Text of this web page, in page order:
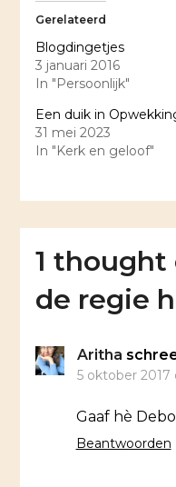
Gerelateerd
Blogdingetjes
3 januari 2016
In "Persoonlijk"
Een duik in
31 mei 2023
In "Kerk en geloof"
1 thought
de regie
Aritha
5 oktober 2017
Gaaf hè
Beantwoorden